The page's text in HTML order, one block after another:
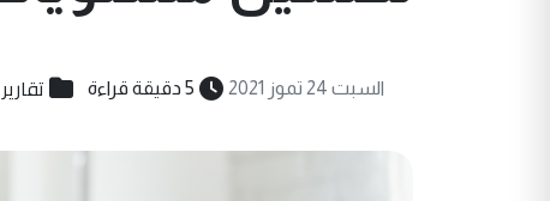
السبت 24 تموز 2021 5 دقيقة قراءة تقارير